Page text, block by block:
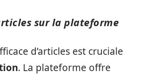
sur la plateforme
d’articles est cruciale
. La plateforme offre